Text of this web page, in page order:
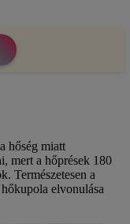
hőség miatt
mert a hőprések 180
Természetesen a
elvonulása